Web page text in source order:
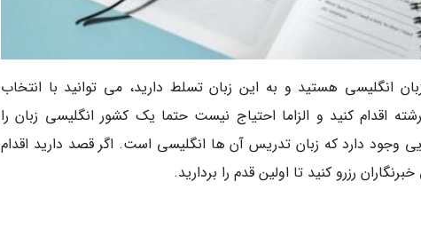
انگلیسی هستید و به این زبان تسلط دارید، می توانید با انتخاب
اقدام کنید و الزاما احتیاج نیست حتما یک کشور انگلیسی زبان را
وجود دارد که زبان تدریس آن ها انگلیسی است. اگر قصد دارید اقدام
رزرو کنید تا اولین قدم را بردارید.